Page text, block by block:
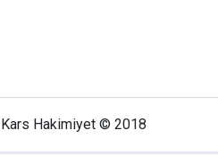
Kars Hakimiyet © 2018